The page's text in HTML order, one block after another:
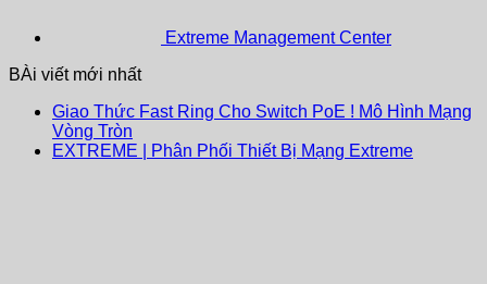
Extreme Management Center
BÀi viết mới nhất
Giao Thức Fast Ring Cho Switch PoE ! Mô Hình Mạng
Vòng Tròn
EXTREME | Phân Phối Thiết Bị Mạng Extreme